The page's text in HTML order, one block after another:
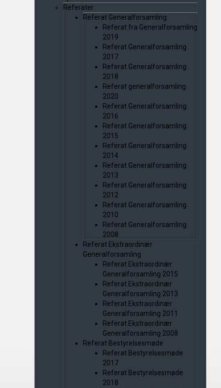
Referater
Referat Generalforsamling
Referat fra Generalforsamling
2019
Referat Generalforsamling
2017
Referat Generalforsamling
2018
Referat generalforsamling
2020
Referat Generalforsamling
2016
Referat Generalforsamling
2015
Referat Generalforsamling
2014
Referat Generalforsamling
2013
Referat Generalforsamling
2012
Referat Generalforsamling
2010
Referat Generalforsamling
2008
Referat Ekstraordinær
Generalforsamling
Referat Ekstraordinær
Generalforsamling 2015
Referat Ekstraordinær
Generalforsamling 2013
Referat Ekstraordinær
Generalforsamling 2011
Referat Ekstraordinær
Generalforsamling 2008
Referat Bestyrelsesmøde
Referat Bestyrelsesmøde
2017
Referat Bestyrelsesmøde
2018